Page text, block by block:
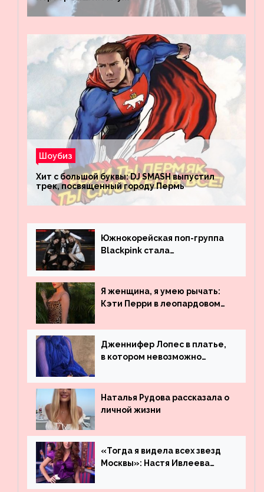
Шоубиз
Хит с большой буквы: DJ SMASH выпустил
трек, посвященный городу Пермь
Южнокорейская поп-группа
Blackpink стала
просмотрам на YouTube. Они
обогнали даже Джастина
Бибера
Я женщина, я умею рычать:
Кэти Перри в леопардовом
Дженнифер Лопес в платье,
в котором невозможно
Наталья Рудова рассказала о
личной жизни
«Тогда я видела всех звезд
Москвы»: Настя Ивлеева
популярности и выложила